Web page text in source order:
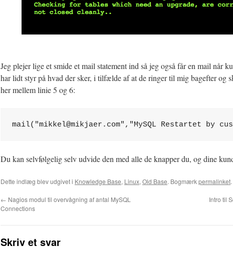
Jeg plejer lige et smide et mail statement ind så jeg også får en mail når
har lidt styr på hvad der sker, i tilfælde af at de ringer til mig bagefter og
her mellem linie 5 og 6:
mail("mikkel@mikjaer.com","MySQL Restartet by
Du kan selvfølgelig selv udvide den med alle de knapper du, og dine
Dette indlæg blev udgivet i Knowledge Base, Linux, Old Base. Bogmærkpermalinket.
← Nagios modul til overvågning af antal MySQL
Connections
Intro til
Skriv et svar